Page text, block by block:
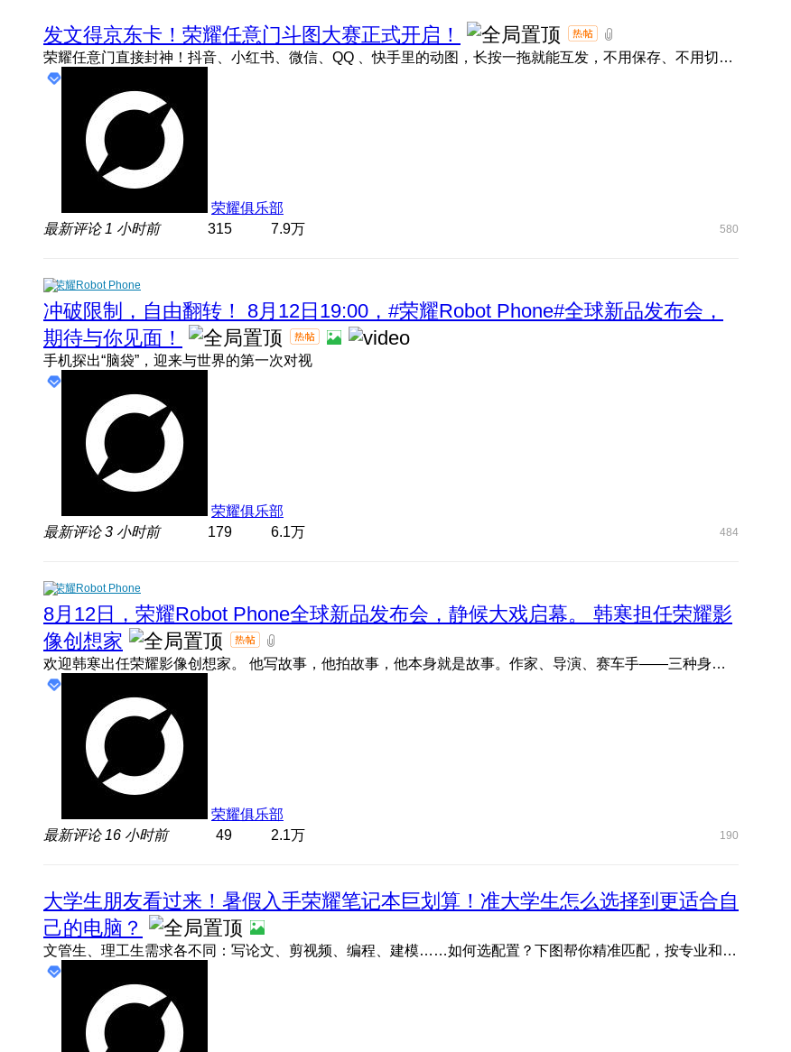
发文得京东卡！荣耀任意门斗图大赛正式开启！
荣耀任意门直接封神！抖音、小红书、微信、QQ 、快手里的动图，长按一拖就能互发，不用保存、不用切软件，评论区 ...
荣耀俱乐部
最新评论 1 小时前 315 7.9万 580
荣耀Robot Phone
冲破限制，自由翻转！ 8月12日19:00，#荣耀Robot Phone#全球新品发布会，
期待与你见面！
手机探出“脑袋”，迎来与世界的第一次对视
荣耀俱乐部
最新评论3 小时前 179 6.1万 484
荣耀Robot Phone
8月12日，荣耀Robot Phone全球新品发布会，静候大戏启幕。 韩寒担任荣耀影
像创想家
欢迎韩寒出任荣耀影像创想家。 他写故事，他拍故事，他本身就是故事。作家、导演、赛车手——三种身份从未定义他 ...
荣耀俱乐部
最新评论 16 小时前 49 2.1万 190
大学生朋友看过来！暑假入手荣耀笔记本巨划算！准大学生怎么选择到更适合自
己的电脑？
文管生、理工生需求各不同：写论文、剪视频、编程、建模……如何选配置？下图帮你精准匹配，按专业和预算轻松抄作 ...